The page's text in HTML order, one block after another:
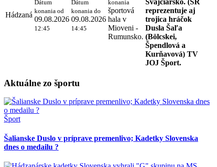
Hádzaná
Dátum
konania od
09.08.2026
12:45
Dátum
konania do
09.08.2026
14:45
konania
športová
hala v
Mioveni -
Rumunsko.
reprezentuje aj
trojica hráčok
Dusla Šaľa
(Bölcskei,
Špendlová a
Kurňavová) TV
JOJ Šport.
Aktuálne zo športu
Šport
Šalianske Duslo v príprave premenlivo; Kadetky Slovenska
dnes o medailu ?